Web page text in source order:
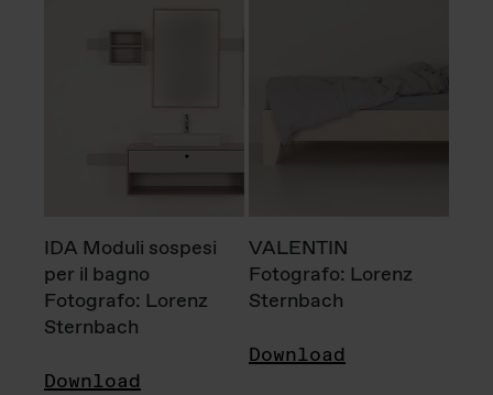
IDA Moduli sospesi
per il bagno
Fotografo: Lorenz
Sternbach
Download
VALENTIN
Fotografo: Lorenz
Sternbach
Download